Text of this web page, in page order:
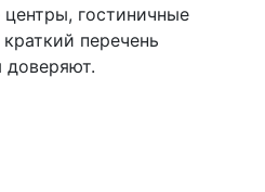
гостиничные
перечень
доверяют.